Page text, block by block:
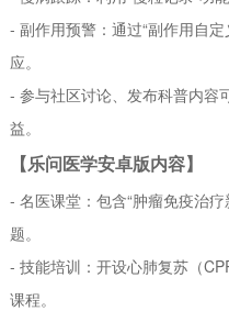
- 副作用预警：通过“副作用自
应。
- 参与社区讨论、发布科普内容
益。
【乐问医学安卓版内容】
- 名医课堂：包含“肿瘤免疫治
题。
- 技能培训：开设心肺复苏（
课程。